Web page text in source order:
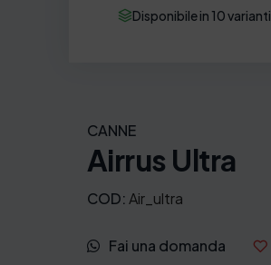
Disponibile in 10 varianti
CANNE
Airrus Ultra
COD:Air_ultra
Fai una domanda